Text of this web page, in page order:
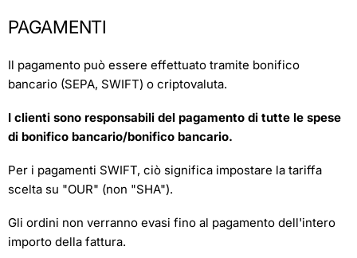
PAGAMENTI
Il pagamento può essere effettuato tramite bonifico
bancario (SEPA, SWIFT) o criptovaluta.
I clienti sono responsabili del pagamento di tutte le spese
di bonifico bancario/bonifico bancario.
Per i pagamenti SWIFT, ciò significa impostare la tariffa
scelta su "OUR" (non "SHA").
Gli ordini non verranno evasi fino al pagamento dell'intero
importo della fattura.